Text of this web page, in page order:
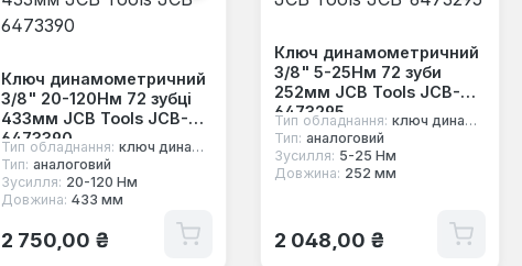
Ключ динамометричний
3/8" 20-120Нм 72 зубці
433мм JCB Tools JCB-
6473390
Тип обладнання: ключ динамометричний під квадрат
Тип: аналоговий
Зусилля: 20-120 Нм
Довжина: 433 мм
Звичайна ціна:
2 750,00 ₴
Ключ динамометричний
3/8" 5-25Нм 72 зуби
252мм JCB Tools JCB-
6473295
Тип обладнання: ключ динамометричний під квадрат
Тип: аналоговий
Зусилля: 5-25 Нм
Довжина: 252 мм
Звичайна ціна:
2 048,00 ₴